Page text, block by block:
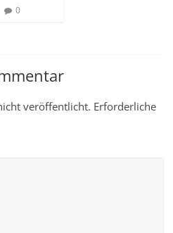
0
veröffentlicht. Erforderliche